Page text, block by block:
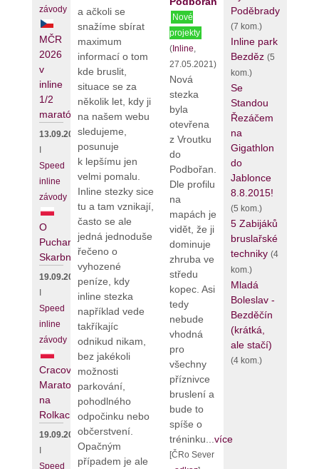
závody
MČR
2026
v
inline
1/2
maratónu
13.09.2026
Speed
inline
závody
O
Puchar
Skarbnika
19.09.2026
Speed
inline
závody
Cracovia
Maraton
na
Rolkach
19.09.2026
Speed
a ačkoli se
snažíme sbírat
maximum
informací o tom
kde bruslit,
situace se za
několik let, kdy ji
na našem webu
sledujeme,
posunuje
k lepšímu jen
velmi pomalu.
Inline stezky sice
tu a tam vznikají,
často se ale
jedná jednoduše
řečeno o
vyhozené
peníze, kdy
inline stezka
například vede
takříkajíc
odnikud nikam,
bez jakékoli
možnosti
parkování,
pohodlného
odpočinku nebo
občerstvení.
Opačným
případem je ale
Nové
projekty
(Inline,
27.05.2021)
Nová
stezka
byla
otevřena
z Vroutku
do
Podbořan.
Dle profilu
na
mapách je
vidět, že ji
dominuje
zhruba ve
středu
kopec. Asi
tedy
nebude
vhodná
pro
všechny
příznivce
bruslení a
bude to
spíše o
tréninku...více
[ČRo Sever
Poděbrady
(7 kom.)
Inline park
Bezděz (5
kom.)
Se
Standou
Řezáčem
na
Gigathlon
do
Jablonce
8.8.2015!
(5 kom.)
5 Zabijáků
bruslařské
techniky (4
kom.)
Mladá
Boleslav -
Bezděčín
(krátká,
ale stačí)
(4 kom.)